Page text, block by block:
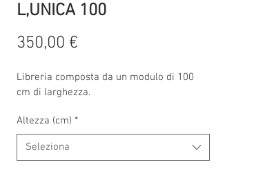
L,UNICA 100
350,00 €
Libreria composta da un modulo di 100
cm di larghezza.
Altezza (cm) *
Seleziona